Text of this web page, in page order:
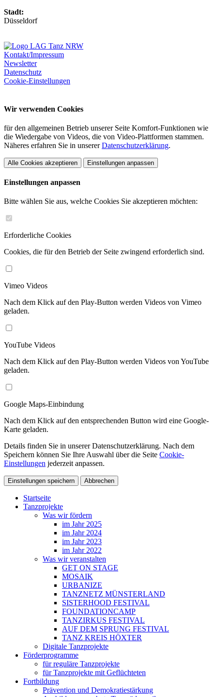
Stadt:
Düsseldorf
Kontakt/Impressum
Newsletter
Datenschutz
Cookie-Einstellungen
Wir verwenden Cookies
für den allgemeinen Betrieb unserer Seite Komfort-Funktionen wie
die Wiedergabe von Videos, die von Video-Plattformen stammen.
Näheres erfahren Sie in unsererDatenschutzerklärung.
Alle Cookies akzeptieren Einstellungen anpassen
Einstellungen anpassen
Bitte wählen Sie aus, welche Cookies Sie akzeptieren möchten:
Erforderliche Cookies
Cookies, die für den Betrieb der Seite zwingend erforderlich sind.
Vimeo Videos
Nach dem Klick auf den Play-Button werden Videos von Vimeo
geladen.
YouTube Videos
Nach dem Klick auf den Play-Button werden Videos von YouTube
geladen.
Google Maps-Einbindung
Nach dem Klick auf den entsprechenden Button wird eine Google-
Karte geladen.
Details finden Sie in unserer Datenschutzerklärung. Nach dem
Speichern können Sie Ihre Auswahl über die Seite Cookie-
Einstellungen jederzeit anpassen.
Einstellungen speichern Abbrechen
Startseite
Tanzprojekte
Was wir fördern
im Jahr 2025
im Jahr 2024
im Jahr 2023
im Jahr 2022
Was wir veranstalten
GET ON STAGE
MOSAIK
URBANIZE
TANZNETZ MÜNSTERLAND
SISTERHOOD FESTIVAL
FOUNDATIONCAMP
TANZIRKUS FESTIVAL
AUF DEM SPRUNG FESTIVAL
TANZ KREIS HÖXTER
Digitale Tanzprojekte
Förder­programme
für reguläre Tanzprojekte
für Tanzprojekte mit Geflüchteten
Fortbildung
Prävention und Demokratiestärkung